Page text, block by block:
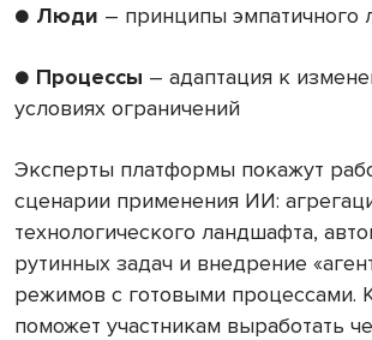
● Люди – принципы эмпатичного
● Процессы – адаптация к
условиях ограничений
Эксперты платформы покажут
сценарии применения ИИ:
технологического ландшафта,
рутинных задач и внедрение
режимов с готовыми процессами.
поможет участникам выработать